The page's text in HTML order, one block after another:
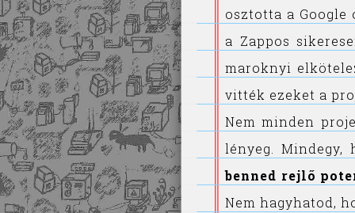
osztotta a
a Zappos
maroknyi
vitték ezeket a
Nem minden
lényeg.
benned rejlő
Nem hagyhatod,